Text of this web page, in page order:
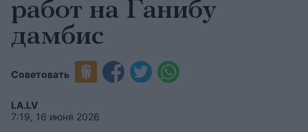
работ на Ганибу
дамбис
Советовать
LA.LV
7:19, 16 июня 2026